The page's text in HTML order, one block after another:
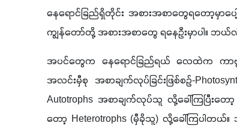
နေရောင်ခြည်ရှိတိုင်း အစားအစာတွေရတော့မှာ
ကျွန်တော်တို့ အစားအစာတွေ ရနေဦးမှာပါ။
အပင်တွေက နေရောင်ခြည်ရယ် လေထဲက ကာ
အလင်းမှီစု အစာချက်လုပ်ခြင်းဖြစ်စဉ်-
Autotrophs အစာချက်လုပ်သူ လို့ခေါ်ကြပြီး
တော့ Heterotrophs (မှီခိုသူ) လို့ခေါ်ကြပါတယ်။